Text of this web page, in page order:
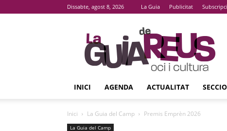
Dissabte, agost 8, 2026 La Guia Publicitat
La
Guia
De
Reus
INICI AGENDA ACTUALITAT
Inici La Guia del Camp Premis Emprèn 2026
La Guia del Camp